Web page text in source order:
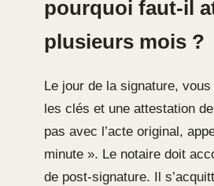
pourquoi faut-il
plusieurs mois ?
Le jour de la signature,
les clés et une attestation
pas avec l’acte original,
minute ». Le notaire doit
de post-signature. Il